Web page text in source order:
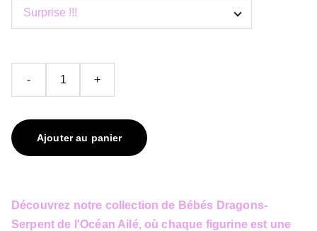
- +
Ajouter au panier
Découvrez notre collection de Bébés Dragons-
Serpent de l'Océan Ailé, où chaque figurine est une